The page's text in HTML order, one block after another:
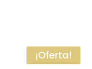
¡Oferta!